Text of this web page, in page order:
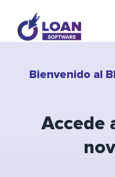
Bienvenido al
Accede